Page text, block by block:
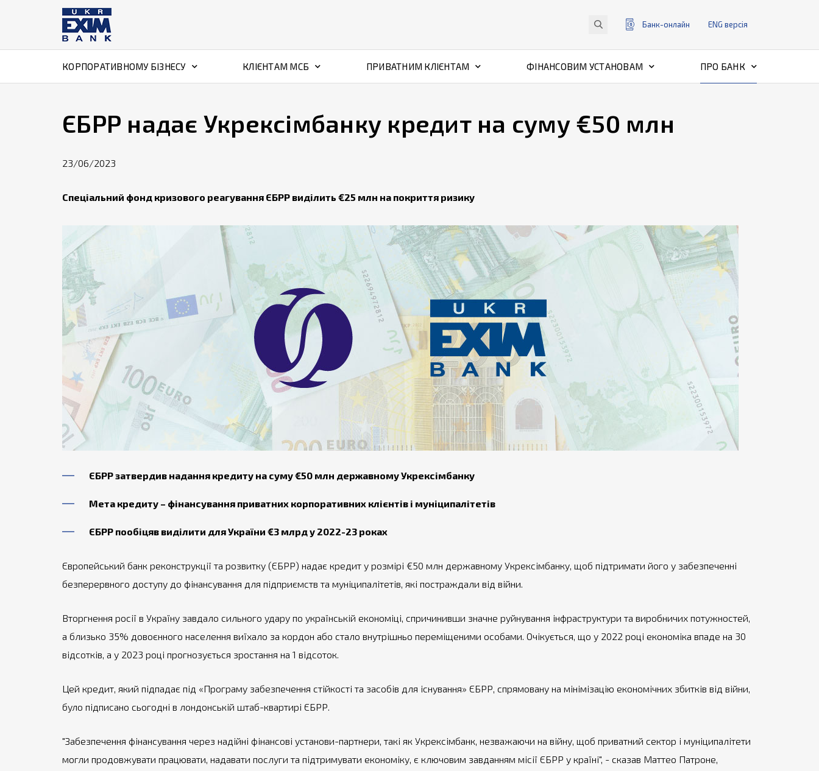
Банк-онлайн ENG версiя
КОРПОРАТИВНОМУ БІЗНЕСУ КЛІЄНТАМ МСБ ПРИВАТНИМ КЛІЄНТАМ ФІНАНСОВИМ УСТАНОВАМ ПРО БАНК
ЄБРР надає Укрексімбанку кредит на суму €50 млн
23/06/2023
Спеціальний фонд кризового реагування ЄБРР виділить €25 млн на покриття ризику
ЄБРР затвердив надання кредиту на суму €50 млн державному Укрексімбанку
Мета кредиту – фінансування приватних корпоративних клієнтів і муніципалітетів
ЄБРР пообіцяв виділити для України €3 млрд у 2022-23 роках
Європейський банк реконструкції та розвитку (ЄБРР) надає кредит у розмірі €50 млн державному Укрексімбанку, щоб підтримати його у забезпеченні
безперервного доступу до фінансування для підприємств та муніципалітетів, які постраждали від війни.
Вторгнення росії в Україну завдало сильного удару по українській економіці, спричинивши значне руйнування інфраструктури та виробничих потужностей,
а близько 35% довоєнного населення виїхало за кордон або стало внутрішньо переміщеними особами. Очікується, що у 2022 році економіка впаде на 30
відсотків, а у 2023 році прогнозується зростання на 1 відсоток.
Цей кредит, який підпадає під «Програму забезпечення стійкості та засобів для існування» ЄБРР, спрямовану на мінімізацію економічних збитків від війни,
було підписано сьогодні в лондонській штаб-квартирі ЄБРР.
"Забезпечення фінансування через надійні фінансові установи-партнери, такі як Укрексімбанк, незважаючи на війну, щоб приватний сектор і муніципалітети
могли продовжувати працювати, надавати послуги та підтримувати економіку, є ключовим завданням місії ЄБРР у країні", - сказав Маттео Патроне,